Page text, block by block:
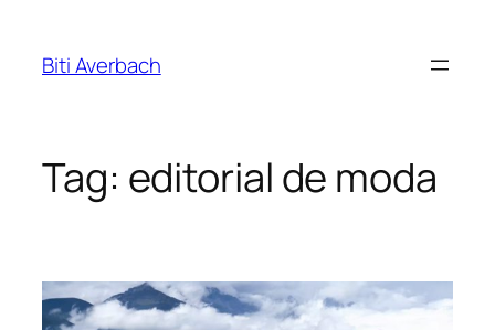
Biti Averbach
Tag: editorial de moda